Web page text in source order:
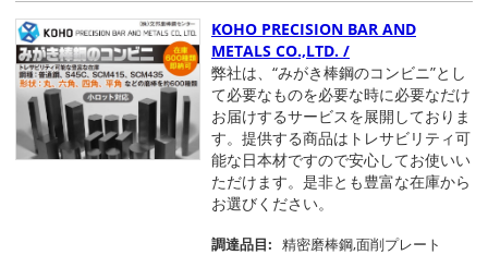
KOHO PRECISION BAR AND
METALS CO.,LTD. /
弊社は、“みがき棒鋼のコンビニ”とし
て必要なものを必要な時に必要なだけ
お届けするサービスを展開しておりま
す。提供する商品はトレサビリティ可
能な日本材ですので安心してお使いい
ただけます。是非とも豊富な在庫から
お選びください。
調達品目: 精密磨棒鋼,面削プレート